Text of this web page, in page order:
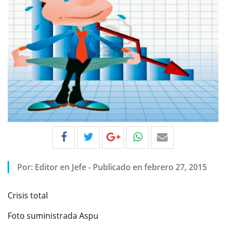
Por: Editor en Jefe- Publicado en febrero 27, 2015
Crisis total
Foto suministrada Aspu